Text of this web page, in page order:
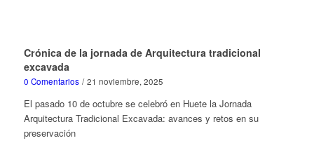
Crónica de la jornada de Arquitectura tradicional
excavada
0 Comentarios / 21 noviembre, 2025
El pasado 10 de octubre se celebró en Huete la Jornada
Arquitectura Tradicional Excavada: avances y retos en su
preservación